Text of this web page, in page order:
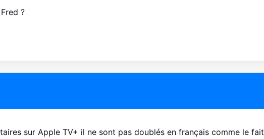
?
sur Apple TV+ il ne sont pas doublés en français comme le fait